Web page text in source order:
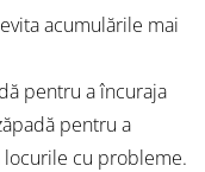
acumulările mai
pentru a încuraja
pentru a
locurile cu probleme.